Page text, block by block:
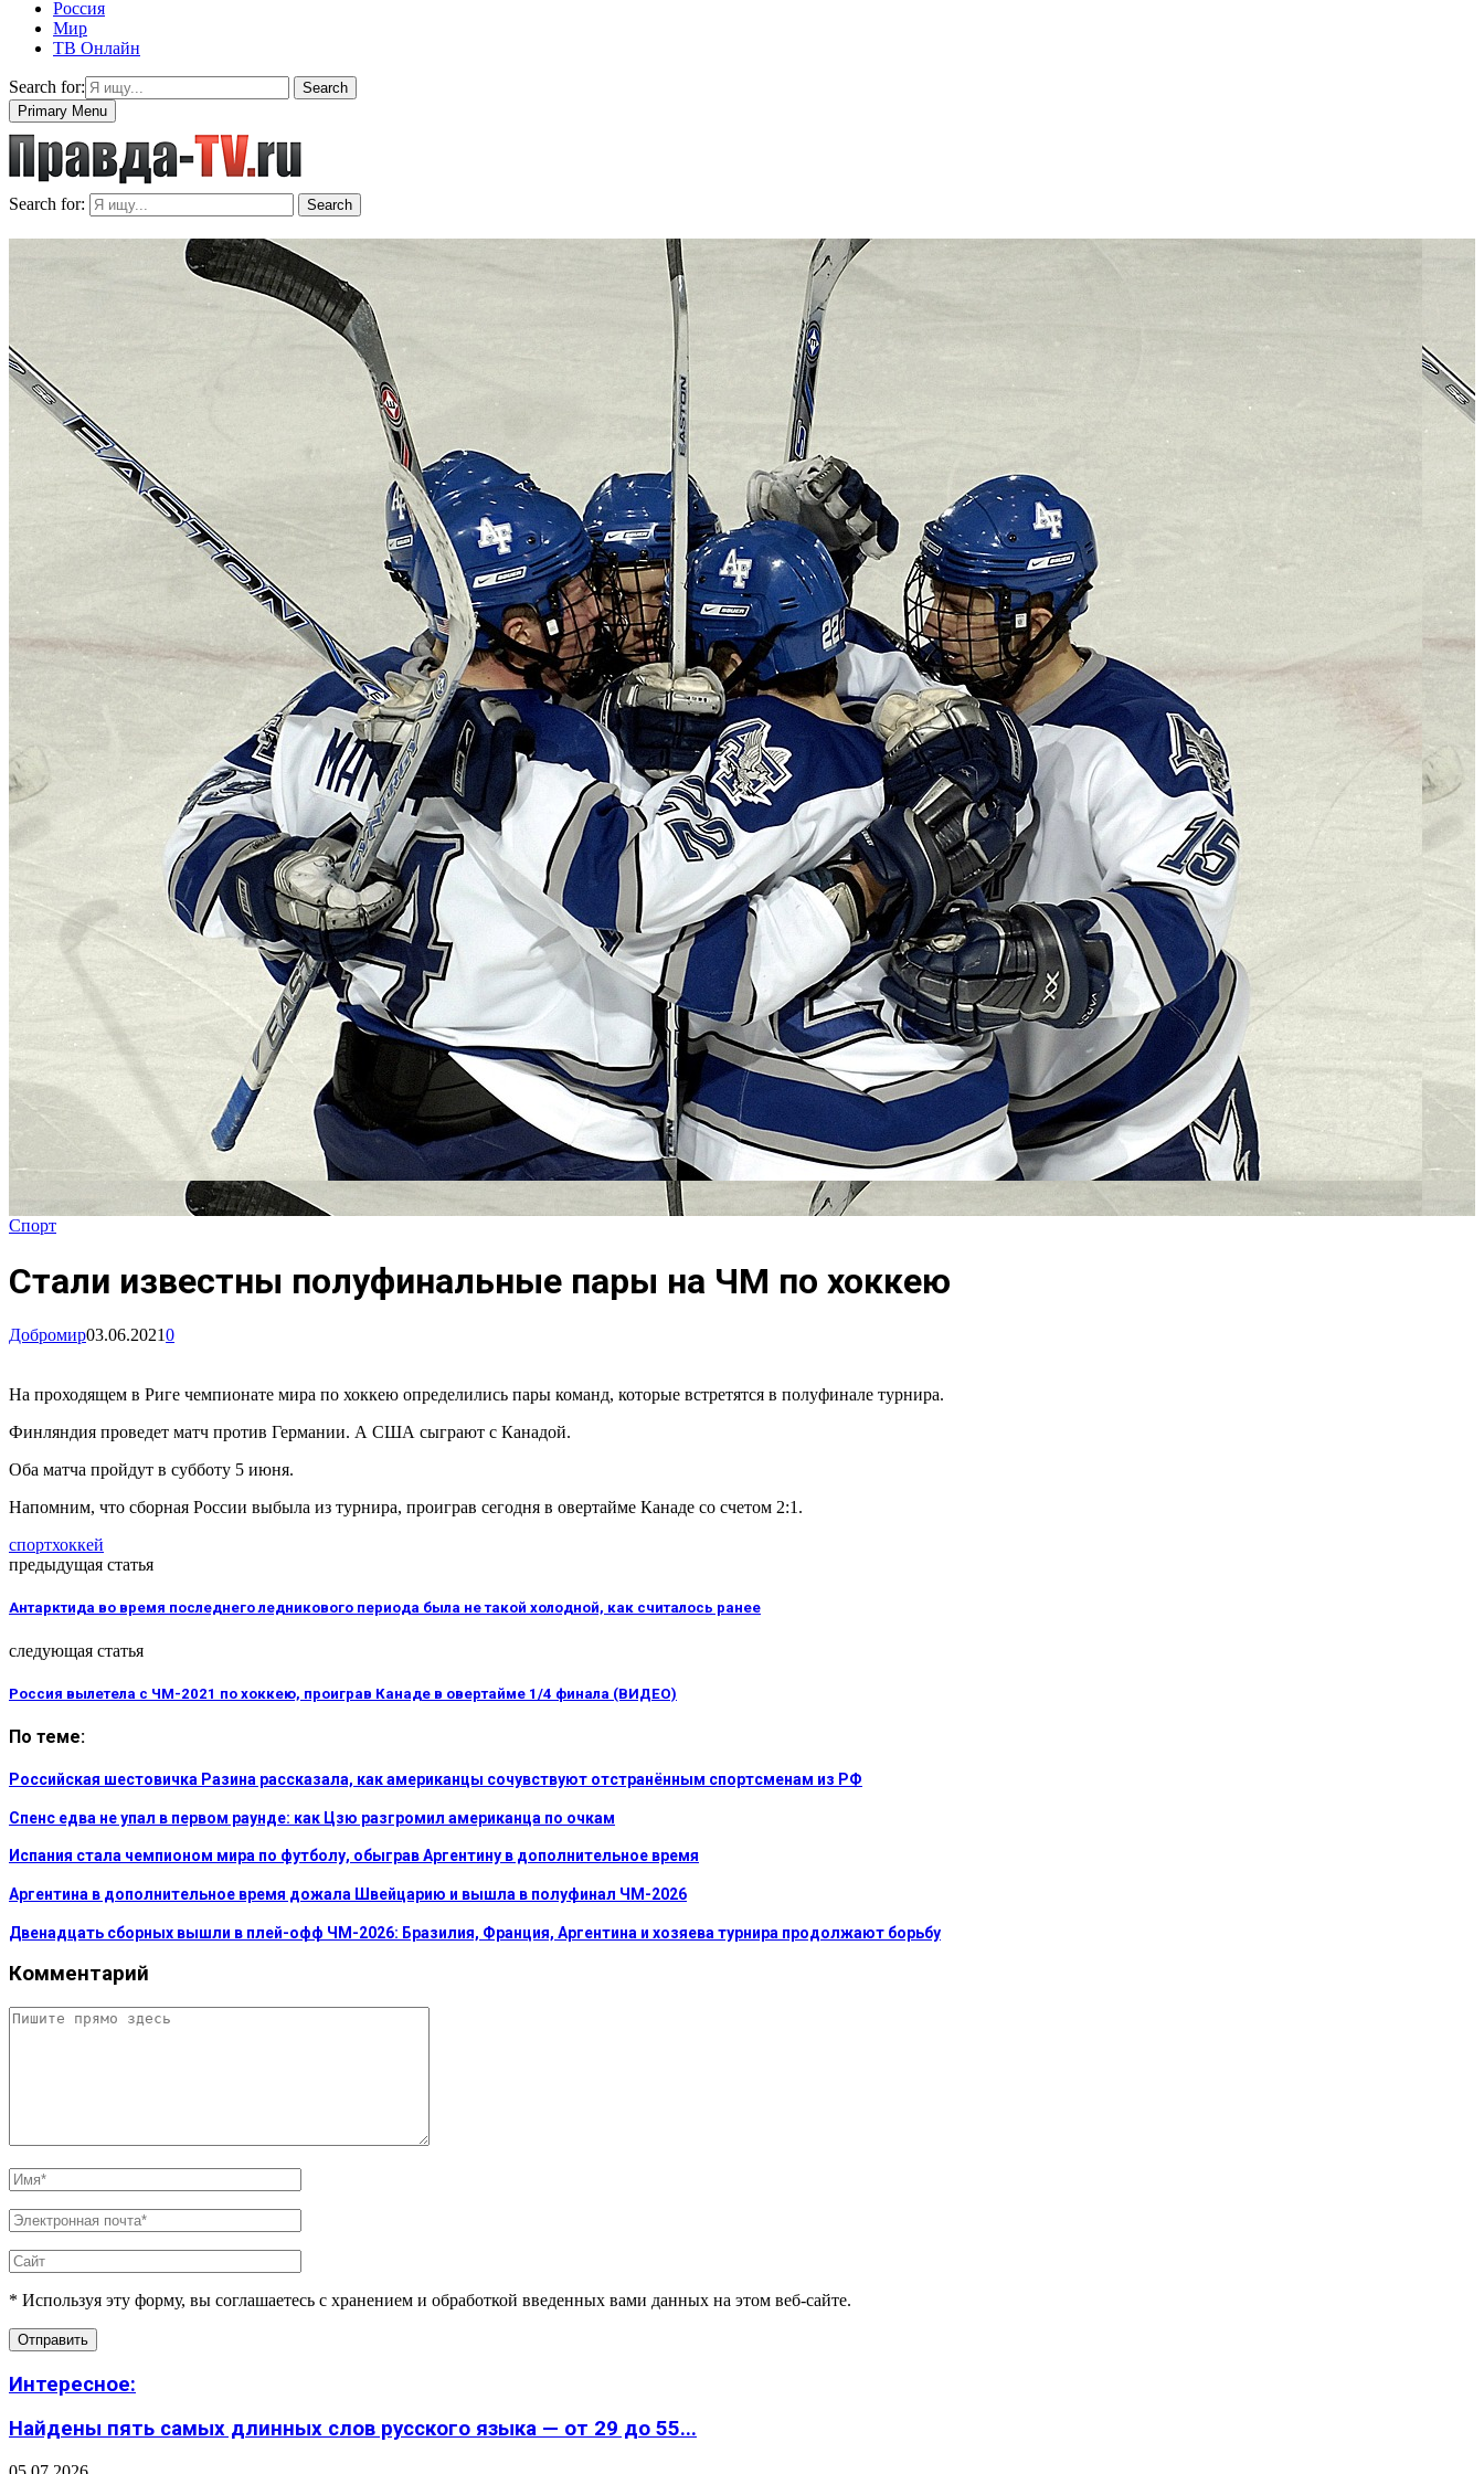
Россия
Мир
ТВ Онлайн
Search for:
Search
Primary Menu
Search for: Search
Спорт
Стали известны полуфинальные пары на ЧМ по хоккею
Добромир03.06.20210
На проходящем в Риге чемпионате мира по хоккею определились пары команд, которые встретятся в полуфинале турнира.
Финляндия проведет матч против Германии. А США сыграют с Канадой.
Оба матча пройдут в субботу 5 июня.
Напомним, что сборная России выбыла из турнира, проиграв сегодня в овертайме Канаде со счетом 2:1.
спортхоккей
предыдущая статья
Антарктида во время последнего ледникового периода была не такой холодной, как считалось ранее
следующая статья
Россия вылетела с ЧМ-2021 по хоккею, проиграв Канаде в овертайме 1/4 финала (ВИДЕО)
По теме:
Российская шестовичка Разина рассказала, как американцы сочувствуют отстранённым спортсменам из РФ
Спенс едва не упал в первом раунде: как Цзю разгромил американца по очкам
Испания стала чемпионом мира по футболу, обыграв Аргентину в дополнительное время
Аргентина в дополнительное время дожала Швейцарию и вышла в полуфинал ЧМ-2026
Двенадцать сборных вышли в плей-офф ЧМ-2026: Бразилия, Франция, Аргентина и хозяева турнира продолжают борьбу
Комментарий
* Используя эту форму, вы соглашаетесь с хранением и обработкой введенных вами данных на этом веб-сайте.
Интересное:
Найдены пять самых длинных слов русского языка — от 29 до 55...